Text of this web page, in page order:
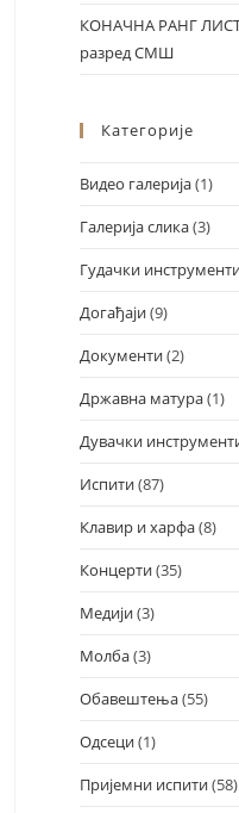
КОНАЧНА РАНГ
разред СМШ
Категорије
Видео галерија(1)
Галерија слика(3)
Гудачки
Догађаји(9)
Документи(2)
Државна матура(1)
Дувачки
Испити(87)
Клавир и харфа(8)
Концерти(35)
Медији(3)
Молба(3)
Обавештења(55)
Одсеци(1)
Пријемни испити(58)